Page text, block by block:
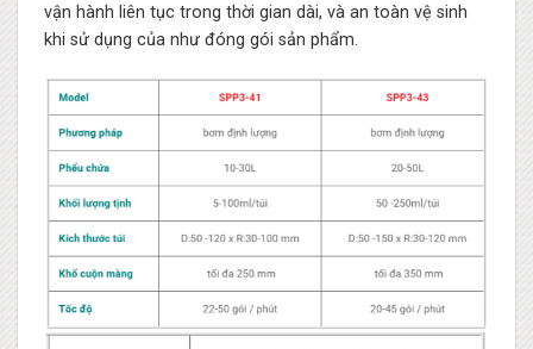
vận hành liên tục trong thời gian dài, và an toàn vệ sinh
khi sử dụng của như đóng gói sản phẩm.